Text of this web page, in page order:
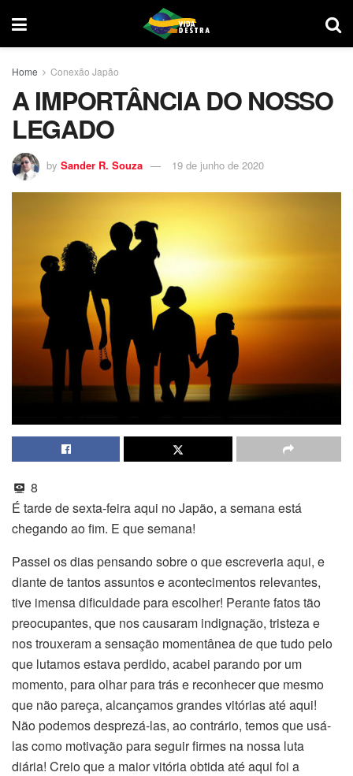
Home Conexão Japão
A IMPORTÂNCIA DO NOSSO
LEGADO
by Sander R. Souza 19 de junho de 2020
8
É tarde de sexta-feira aqui no Japão, a semana está
chegando ao fim. E que semana!
Passei os dias pensando sobre o que escreveria aqui, e
diante de tantos assuntos e acontecimentos relevantes,
tive imensa dificuldade para escolher! Perante fatos tão
preocupantes, que nos causaram indignação, tristeza e
nos trouxeram a sensação momentânea de que tudo pelo
que lutamos estava perdido, acabei parando por um
momento, para olhar para trás e reconhecer que mesmo
que não pareça, alcançamos grandes vitórias até aqui!
Não podemos desprezá-las, ao contrário, temos que usá-
las como motivação para seguir firmes na nossa luta
diária! Creio que a maior vitória obtida até aqui foi a